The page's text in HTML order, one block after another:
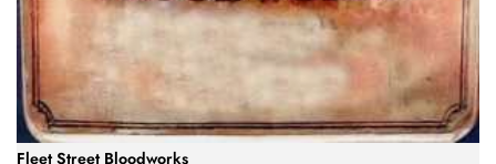
Fleet Street Bloodworks